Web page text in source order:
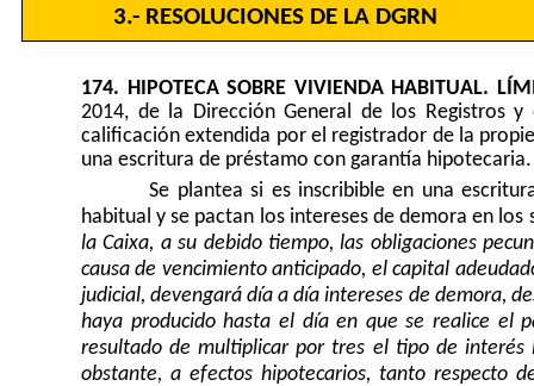
3.- RESOLUCIONES DE LA DGRN
174. HIPOTECA SOBRE VIVIENDA HABITUAL.
2014, de la Dirección General de los Registros
calificación extendida por el registrador de la
una escritura de préstamo con garantía hipotecaria.
Se plantea si es inscribible en una
habitual y se pactan los intereses de demora en los
la Caixa, a su debido tiempo, las obligaciones
causa de vencimiento anticipado, el capital
judicial, devengará día a día intereses de demora,
haya producido hasta el día en que se realice el
resultado de multiplicar por tres el tipo de interés
obstante, a efectos hipotecarios, tanto respecto